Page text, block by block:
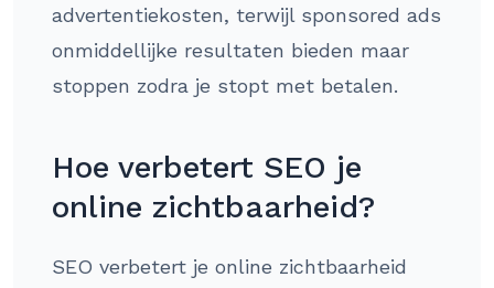
advertentiekosten, terwijl sponsored ads
onmiddellijke resultaten bieden maar
stoppen zodra je stopt met betalen.
Hoe verbetert SEO je
online zichtbaarheid?
SEO verbetert je online zichtbaarheid